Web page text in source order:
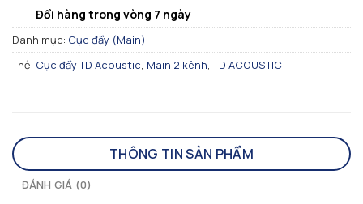
Đổi hàng trong vòng 7 ngày
Danh mục: Cục đẩy (Main)
Thẻ: Cục đẩy TD Acoustic, Main 2 kênh,TD ACOUSTIC
THÔNG TIN SẢN PHẨM
ĐÁNH GIÁ (0)